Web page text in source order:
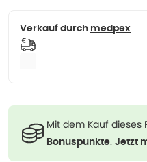
Verkauf durch medpex
Mit dem Kauf dieses
Bonuspunkte. Jetzt